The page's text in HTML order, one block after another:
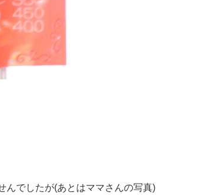
んでしたが(あとはママさんの写真)